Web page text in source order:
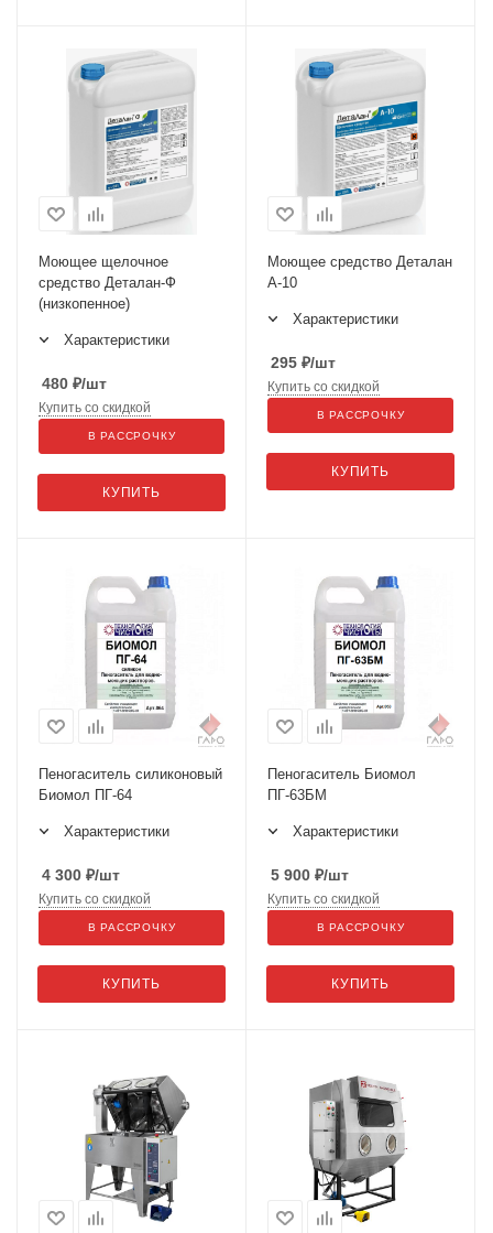
Моющее щелочное
средство Деталан-Ф
(низкопенное)
Характеристики
480 ₽/шт
КУПИТЬ
Купить со скидкой
В РАССРОЧКУ
Моющее средство Деталан
А-10
Характеристики
295 ₽/шт
КУПИТЬ
Купить со скидкой
В РАССРОЧКУ
Пеногаситель силиконовый
Биомол ПГ-64
Характеристики
4 300 ₽/шт
КУПИТЬ
Купить со скидкой
В РАССРОЧКУ
Пеногаситель Биомол
ПГ-63БМ
Характеристики
5 900 ₽/шт
КУПИТЬ
Купить со скидкой
В РАССРОЧКУ